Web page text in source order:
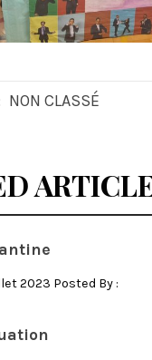
NON CLASSÉ
2023 Posted By :